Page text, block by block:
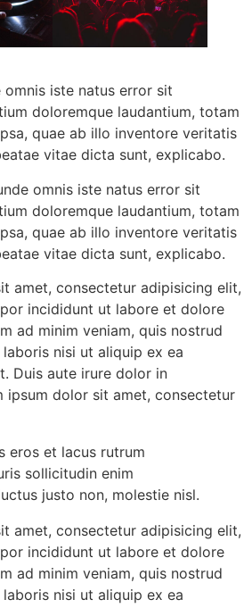
iste natus error sit
doloremque laudantium, totam
quae ab illo inventore veritatis
vitae dicta sunt, explicabo.
omnis iste natus error sit
doloremque laudantium, totam
quae ab illo inventore veritatis
vitae dicta sunt, explicabo.
amet, consectetur adipisicing elit,
incididunt ut labore et dolore
ad minim veniam, quis nostrud
nisi ut aliquip ex ea
Duis aute irure dolor in
ipsum dolor sit amet, consectetur
eros et lacus rutrum
sollicitudin enim
justo non, molestie nisl.
amet, consectetur adipisicing elit,
incididunt ut labore et dolore
ad minim veniam, quis nostrud
nisi ut aliquip ex ea